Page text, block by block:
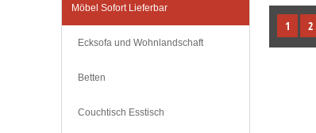
1 2
Möbel Sofort Lieferbar
Ecksofa und Wohnlandschaft
Betten
Couchtisch Esstisch